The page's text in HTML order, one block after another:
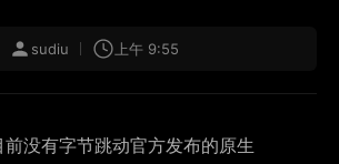
sudiu 上午 9:55
没有字节跳动官方发布的原生